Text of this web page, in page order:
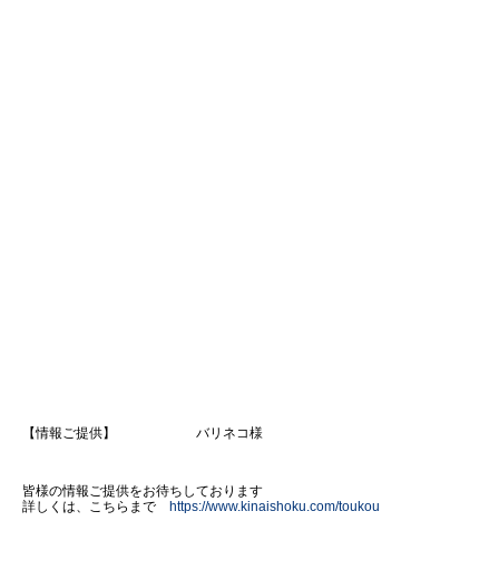
【情報ご提供】 バリネコ様
皆様の情報ご提供をお待ちしております
詳しくは、こちらまで https://www.kinaishoku.com/toukou